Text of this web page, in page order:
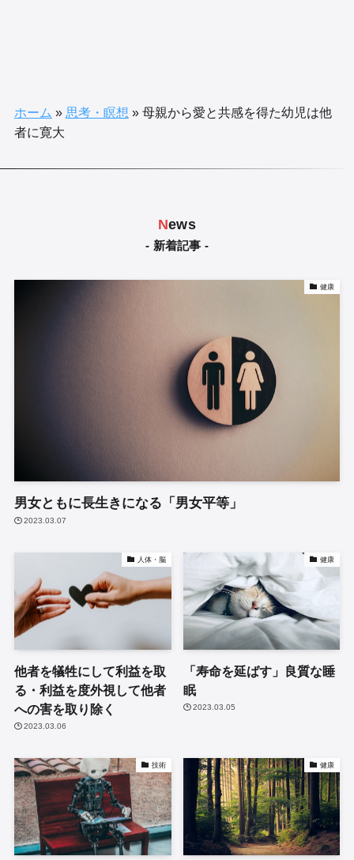
ホーム » 思考・瞑想 »母親から愛と共感を得た幼児は他
者に寛大
News
- 新着記事 -
健康
男女ともに長生きになる「男女平等」
2023.03.07
人体・脳
他者を犠牲にして利益を取
る・利益を度外視して他者
への害を取り除く
2023.03.06
健康
「寿命を延ばす」良質な睡
眠
2023.03.05
技術 健康